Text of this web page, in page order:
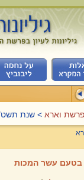
פרשת וארא > שנת
בטעם עשר המכות